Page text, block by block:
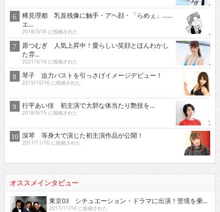
稀見理都 乳首残像に触手・アヘ顔・「らめぇ」……
エ...
2018/3/16 に投稿された
原つむぎ 人気上昇中！愛らしい笑顔とほんわかし
た雰...
2021/3/16 に投稿された
琴子 迫力バストを引っさげイメージデビュー！
2015/10/16 に投稿された
行平あい佳 初主演で大胆な体当たり艶技を…
2018/9/15 に投稿された
深琴 等身大で演じた初主演作品が公開！
2017/11/16 に投稿された
オススメインタビュー
東京03 シチュエーション・ドラマに出演！苦境を乗...
2017/11/16 に投稿された